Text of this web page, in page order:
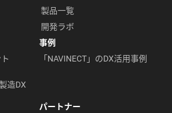
製品一覧
開発ラボ
造DX
事例
「NAVINECT」のDX活用事例
パートナー